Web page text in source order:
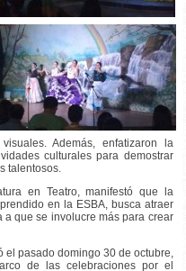
Además, enfatizaron la
culturales para demostrar
talentosos.
en Teatro, manifestó que la
en la ESBA, busca atraer
que se involucre más para crear
el pasado domingo 30 de octubre,
de las celebraciones por el